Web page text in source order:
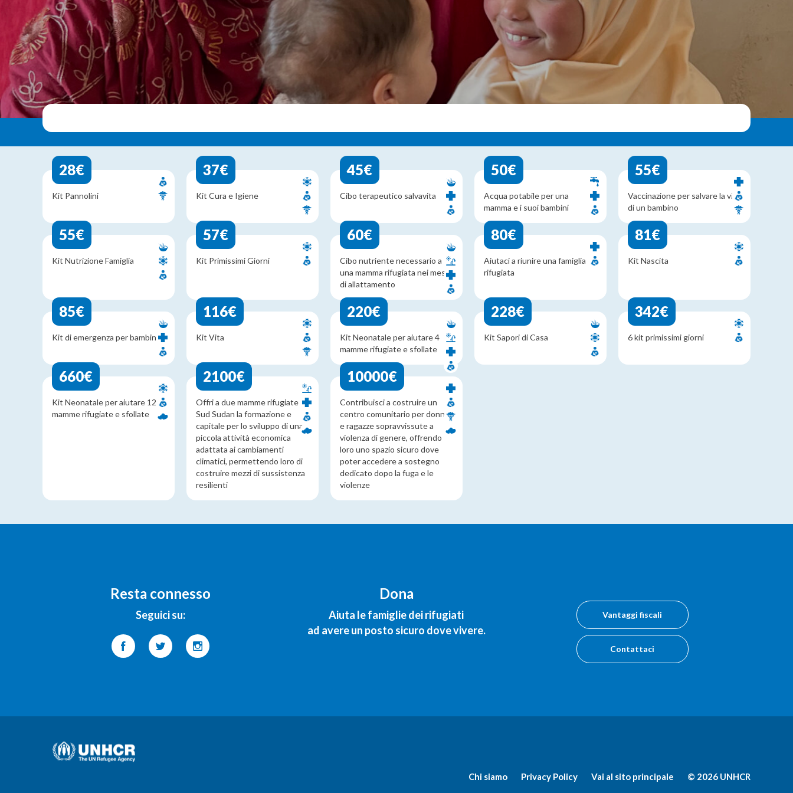
28€
Kit Pannolini
37€
Kit Cura e Igiene
45€
Cibo terapeutico salvavita
50€
Acqua potabile per una
mamma e i suoi bambini
55€
Vaccinazione per salvare la vita
di un bambino
55€
Kit Nutrizione Famiglia
57€
Kit Primissimi Giorni
60€
Cibo nutriente necessario a
una mamma rifugiata nei mesi
di allattamento
80€
Aiutaci a riunire una famiglia
rifugiata
81€
Kit Nascita
85€
Kit di emergenza per bambini
116€
Kit Vita
220€
Kit Neonatale per aiutare 4
mamme rifugiate e sfollate
228€
Kit Sapori di Casa
342€
6 kit primissimi giorni
660€
Kit Neonatale per aiutare 12
mamme rifugiate e sfollate
2100€
Offri a due mamme rifugiate in
Sud Sudan la formazione e
capitale per lo sviluppo di una
piccola attività economica
adattata ai cambiamenti
climatici, permettendo loro di
costruire mezzi di sussistenza
resilienti
10000€
Contribuisci a costruire un
centro comunitario per donne
e ragazze sopravvissute a
violenza di genere, offrendo
loro uno spazio sicuro dove
poter accedere a sostegno
dedicato dopo la fuga e le
violenze
Resta connesso
Seguici su:
Dona
Aiuta le famiglie dei rifugiati
ad avere un posto sicuro dove vivere.
Vantaggi fiscali
Contattaci
Chi siamo Privacy Policy Vai al sito principale © 2026 UNHCR